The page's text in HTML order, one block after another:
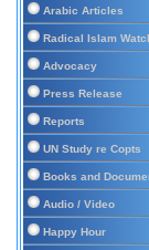
Arabic Articles
Radical Islam
Advocacy
Press Release
Reports
UN Study re Copts
Books and
Audio / Video
Happy Hour